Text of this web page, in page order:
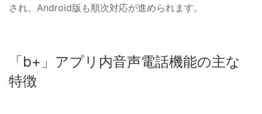
され、Android版も順次対応が進められます。
「b+」アプリ内音声電話機能の主な
特徴